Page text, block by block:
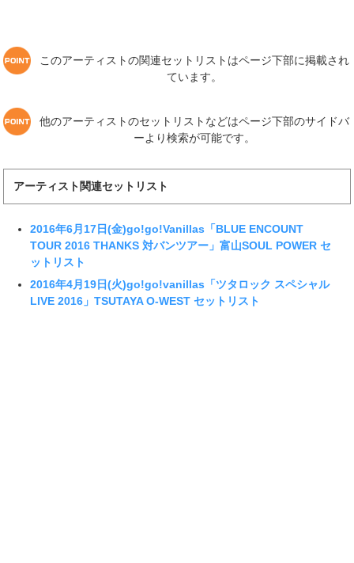
このアーティストの関連セットリストはページ下部に掲載され
ています。
他のアーティストのセットリストなどはページ下部のサイドバ
ーより検索が可能です。
アーティスト関連セットリスト
2016年6月17日(金)go!go!Vanillas「BLUE ENCOUNT
TOUR 2016 THANKS 対バンツアー」富山SOUL POWER セ
ットリスト
2016年4月19日(火)go!go!vanillas「ツタロック スペシャル
LIVE 2016」TSUTAYA O-WEST セットリスト